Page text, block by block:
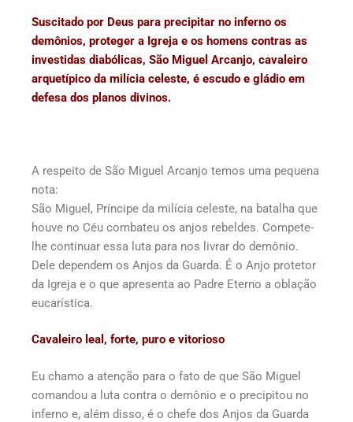
Suscitado por Deus para precipitar no inferno os
demônios, proteger a Igreja e os homens contras as
investidas diabólicas, São Miguel Arcanjo, cavaleiro
arquetípico da milícia celeste, é escudo e gládio em
defesa dos planos divinos.
A respeito de São Miguel Arcanjo temos uma pequena
nota:
São Miguel, Príncipe da milícia celeste, na batalha que
houve no Céu combateu os anjos rebeldes. Compete-
lhe continuar essa luta para nos livrar do demônio.
Dele dependem os Anjos da Guarda. É o Anjo protetor
da Igreja e o que apresenta ao Padre Eterno a oblação
eucarística.
Cavaleiro leal, forte, puro e vitorioso
Eu chamo a atenção para o fato de que São Miguel
comandou a luta contra o demônio e o precipitou no
inferno e, além disso, é o chefe dos Anjos da Guarda